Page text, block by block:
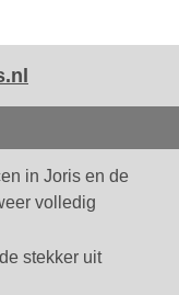
in Joris en de
volledig
stekker uit